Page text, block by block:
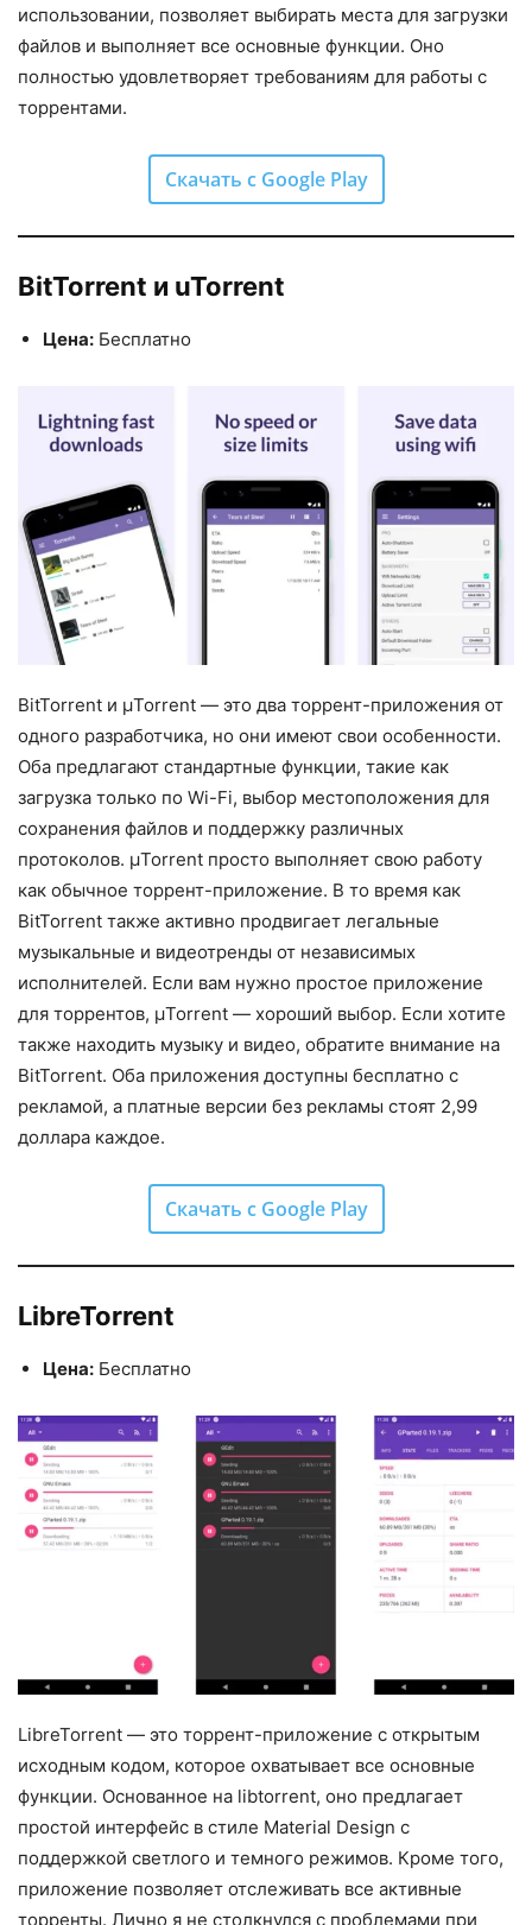
использовании, позволяет выбирать места для загрузки
файлов и выполняет все основные функции. Оно
полностью удовлетворяет требованиям для работы с
торрентами.
Скачать с Google Play
BitTorrent и uTorrent
Цена: Бесплатно
BitTorrent и µTorrent — это два торрент-приложения от
одного разработчика, но они имеют свои особенности.
Оба предлагают стандартные функции, такие как
загрузка только по Wi-Fi, выбор местоположения для
сохранения файлов и поддержку различных
протоколов. µTorrent просто выполняет свою работу
как обычное торрент-приложение. В то время как
BitTorrent также активно продвигает легальные
музыкальные и видеотренды от независимых
исполнителей. Если вам нужно простое приложение
для торрентов, µTorrent — хороший выбор. Если хотите
также находить музыку и видео, обратите внимание на
BitTorrent. Оба приложения доступны бесплатно с
рекламой, а платные версии без рекламы стоят 2,99
доллара каждое.
Скачать с Google Play
LibreTorrent
Цена: Бесплатно
LibreTorrent — это торрент-приложение с открытым
исходным кодом, которое охватывает все основные
функции. Основанное на libtorrent, оно предлагает
простой интерфейс в стиле Material Design с
поддержкой светлого и темного режимов. Кроме того,
приложение позволяет отслеживать все активные
торренты. Лично я не столкнулся с проблемами при